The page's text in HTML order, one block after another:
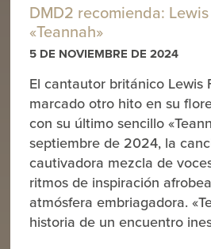
DMD2 recomienda:
«Teannah»
5 DE NOVIEMBRE DE 2024
El cantautor británico Lewis
marcado otro hito en su
con su último sencillo
septiembre de 2024, la
cautivadora mezcla de
ritmos de inspiración
atmósfera embriagadora.
historia de un encuentro